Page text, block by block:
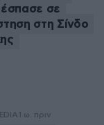
σε
στη Σίνδο
1 ω. πριν